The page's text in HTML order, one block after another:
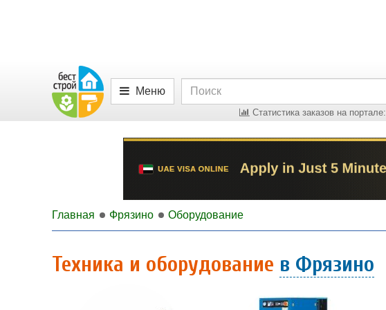
Меню
Статистика заказов на портале:
Главная Фрязино Оборудование
Техника и оборудование в Фрязино